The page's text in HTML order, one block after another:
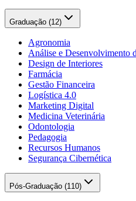
Graduação (12)
Agronomia
Análise e Desenvolvimento
Design de Interiores
Farmácia
Gestão Financeira
Logística 4.0
Marketing Digital
Medicina Veterinária
Odontologia
Pedagogia
Recursos Humanos
Segurança Cibernética
Pós-Graduação (110)